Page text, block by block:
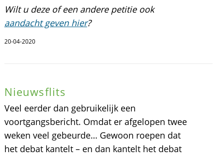
Wilt u deze of een andere petitie ook
aandacht geven hier?
20-04-2020
Nieuwsflits
Veel eerder dan gebruikelijk een
voortgangsbericht. Omdat er afgelopen twee
weken veel gebeurde… Gewoon roepen dat
het debat kantelt – en dan kantelt het debat